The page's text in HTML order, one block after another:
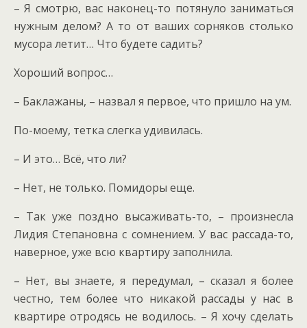
– Я смотрю, вас наконец-то потянуло заниматься
нужным делом? А то от ваших сорняков столько
мусора летит… Что будете садить?
Хороший вопрос…
– Баклажаны, – назвал я первое, что пришло на ум.
По-моему, тетка слегка удивилась.
– И это… Всё, что ли?
– Нет, не только. Помидоры еще.
– Так уже поздно высаживать-то, – произнесла
Лидия Степановна с сомнением. У вас рассада-то,
наверное, уже всю квартиру заполнила.
– Нет, вы знаете, я передумал, – сказал я более
честно, тем более что никакой рассады у нас в
квартире отродясь не водилось. – Я хочу сделать